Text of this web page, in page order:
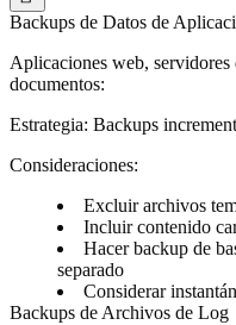
Backups de Datos de
Aplicaciones web,
documentos:
Estrategia: Backups
Consideraciones:
Excluir archivos
Incluir contenido
Hacer backup de
separado
Considerar
Backups de Archivos de Log